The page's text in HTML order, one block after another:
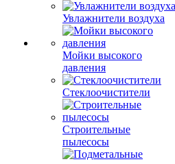
Увлажнители воздуха
Мойки высокого
давления
Стеклоочистители
Строительные
пылесосы